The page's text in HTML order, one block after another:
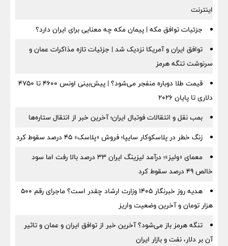
اینترنت
جزئیات توافق مکه | پیمان مکه چه معنایی برای ایران دارد؟
توافق ایران و آمریکا نزدیک شد | جزئیات تازه مذاکرات عمان و
سرنوشت تنگه هرمز
قیمت طلا دوباره منفجر می‌شود؟ | پیش‌بینی اونس ۴۶۰۰ تا ۴۷۵۰
دلاری تا پایان ۲۰۲۶
بمب نقل‌ و انتقالات فوتبال ایران؛ آخرین خبر از انتقال ستاره‌ها
زنگ خطر در پلاسکوکار سایپا؛ فروش «پلاسک» ۴۵ درصد سقوط کرد
معمای «ولیز»؛ درآمد لیزینگ ایران ۳۳ درصد بالا رفت اما سود
خالص ۴۹ درصد سقوط کرد
هدیه روز خبرنگار ۱۴۰۵ وزارت ارشاد چقدر است؟ ماجرای رقم ۵۰۰
هزار تومان و آخرین وضعیت واریز
تنگه هرمز باز می‌شود؟ آخرین خبر از توافق ایران و عمان و تاثیر
آن بر دلار، نفت و بازار ایران